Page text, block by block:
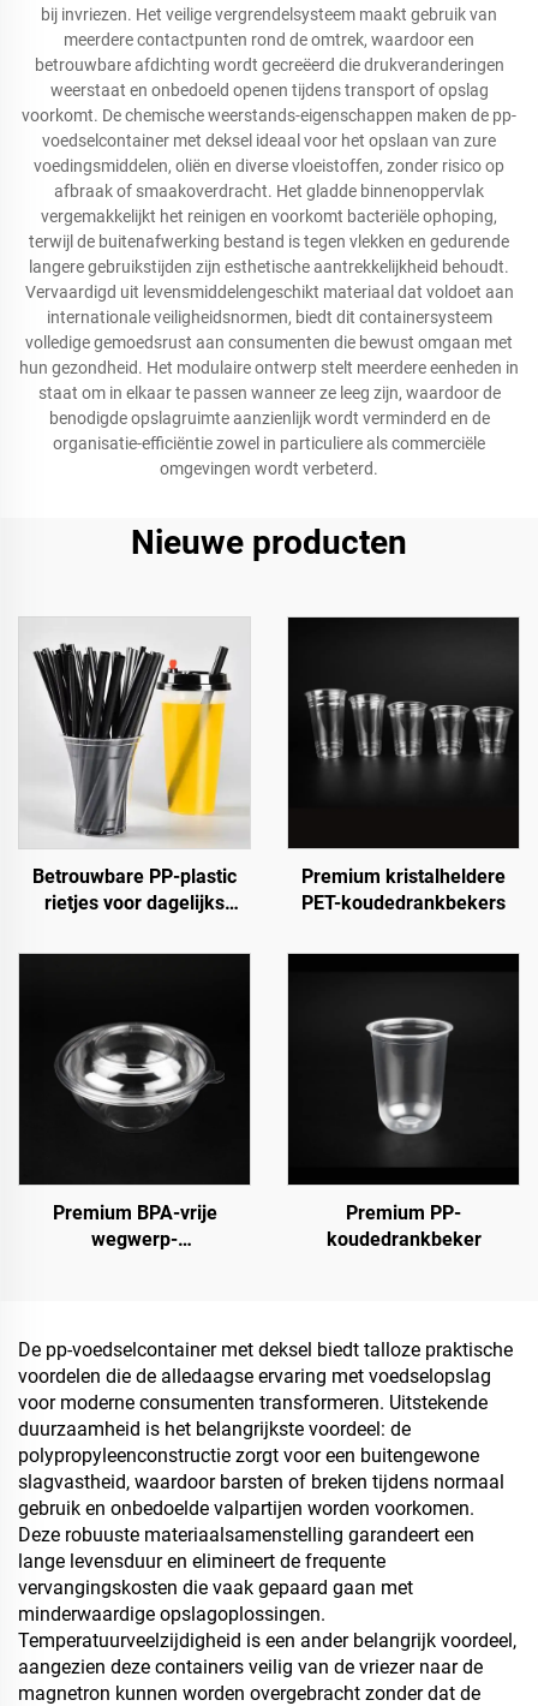
bij invriezen. Het veilige vergrendelsysteem maakt gebruik van
meerdere contactpunten rond de omtrek, waardoor een
betrouwbare afdichting wordt gecreëerd die drukveranderingen
weerstaat en onbedoeld openen tijdens transport of opslag
voorkomt. De chemische weerstands-eigenschappen maken de pp-
voedselcontainer met deksel ideaal voor het opslaan van zure
voedingsmiddelen, oliën en diverse vloeistoffen, zonder risico op
afbraak of smaakoverdracht. Het gladde binnenoppervlak
vergemakkelijkt het reinigen en voorkomt bacteriële ophoping,
terwijl de buitenafwerking bestand is tegen vlekken en gedurende
langere gebruikstijden zijn esthetische aantrekkelijkheid behoudt.
Vervaardigd uit levensmiddelengeschikt materiaal dat voldoet aan
internationale veiligheidsnormen, biedt dit containersysteem
volledige gemoedsrust aan consumenten die bewust omgaan met
hun gezondheid. Het modulaire ontwerp stelt meerdere eenheden in
staat om in elkaar te passen wanneer ze leeg zijn, waardoor de
benodigde opslagruimte aanzienlijk wordt verminderd en de
organisatie-efficiëntie zowel in particuliere als commerciële
omgevingen wordt verbeterd.
Nieuwe producten
Betrouwbare PP-plastic
rietjes voor dagelijks
Premium kristalheldere
PET-koudedrankbekers
Premium BPA-vrije
wegwerp-
Premium PP-
koudedrankbeker
De pp-voedselcontainer met deksel biedt talloze praktische
voordelen die de alledaagse ervaring met voedselopslag
voor moderne consumenten transformeren. Uitstekende
duurzaamheid is het belangrijkste voordeel: de
polypropyleenconstructie zorgt voor een buitengewone
slagvastheid, waardoor barsten of breken tijdens normaal
gebruik en onbedoelde valpartijen worden voorkomen.
Deze robuuste materiaalsamenstelling garandeert een
lange levensduur en elimineert de frequente
vervangingskosten die vaak gepaard gaan met
minderwaardige opslagoplossingen.
Temperatuurveelzijdigheid is een ander belangrijk voordeel,
aangezien deze containers veilig van de vriezer naar de
magnetron kunnen worden overgebracht zonder dat de